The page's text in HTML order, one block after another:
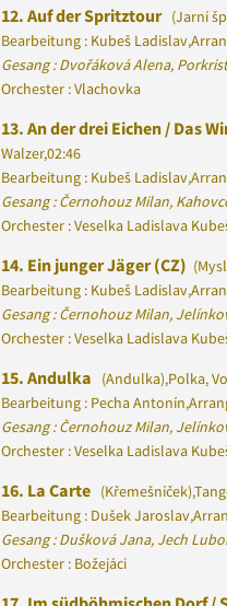
12. Auf der Spritztour (Jarní
Bearbeitung : Kubeš Ladislav,
Gesang : Dvořáková Alena,
Orchester : Vlachovka
13. An der drei Eichen / Das
Walzer,02:46
Bearbeitung : Kubeš Ladislav,
Gesang : Černohouz Milan,
Orchester : Veselka Ladislava
14. Ein junger Jäger (CZ)
Bearbeitung : Kubeš Ladislav,
Gesang : Černohouz Milan,
Orchester : Veselka Ladislava
15. Andulka (Andulka),Polka,
Bearbeitung : Pecha Antonín,
Gesang : Černohouz Milan,
Orchester : Veselka Ladislava
16. La Carte (Křemešníček),
Bearbeitung : Dušek Jaroslav,
Gesang : Dušková Jana, Jech
Orchester : Božejáci